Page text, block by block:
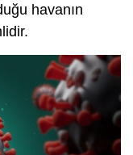
havanın